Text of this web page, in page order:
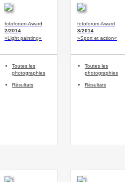
fotoforum-Award
2/2014
»Light painting«
Toutes les
photographies
Résultats
fotoforum-Award
3/2014
»Sport et action«
Toutes les
photographies
Résultats